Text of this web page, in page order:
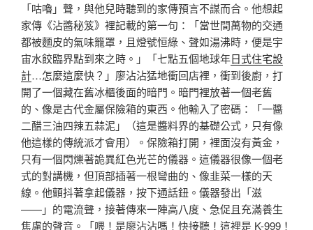
「咕嚕」聲，與他兒時聽到的家傳預言不謀而合。他想起
家傳《沾醬秘笈》裡記載的第一句：「當世間萬物的交通
都被麵皮的氣味籠罩，且燈號恒綠、聲如湯沸時，便是宇
宙水餃臨界點到來之時。」「七點五個地球年日式住宅設
計…怎麼這麼快？」廖沾沾猛地衝回店裡，衝到後廚，打
開了一個藏在舊冰櫃後面的暗門。暗門裡放著一個老舊
的、像是古代金屬保險箱的東西。他輸入了密碼：「一醬
二醋三油四辣五蒜泥」（這是醬料界的基礎公式，只有像
他這樣的傳統派才會用）。保險箱打開，裡面沒有黃金，
只有一個閃爍著詭異紅色光芒的儀器。這儀器很像一個老
式的對講機，但頂部插著一根彎曲的、像韭菜一樣的天
線。他顫抖著拿起儀器，按下通話鈕。儀器發出「滋
——」的電流聲，接著傳來一陣高八度、急促且充滿養生
焦慮的聲音。「喂！是廖沾沾嗎！快接聽！這裡是 K-999！